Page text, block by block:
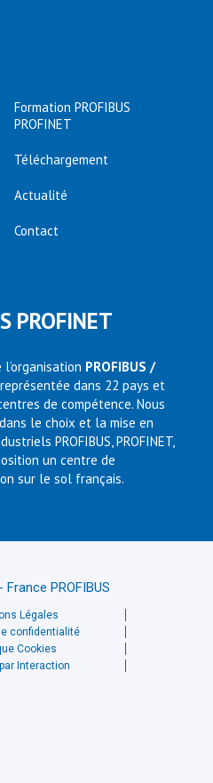
Formation PROFIBUS
PROFINET
Téléchargement
Actualité
Contact
PROFINET
PROFIBUS /
représentée dans 22 pays et
de compétence. Nous
le choix et la mise en
PROFIBUS, PROFINET,
un centre de
sur le sol français.
PROFIBUS
Légales
confidentialité
Cookies
Interaction